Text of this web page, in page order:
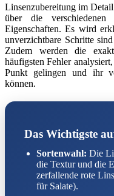
Linsenzubereitung im
über die verschiedenen
Eigenschaften. Es wird
unverzichtbare Schritte
Zudem werden die
häufigsten Fehler
Punkt gelingen und ihr
können.
Das Wichtigste
Sortenwahl: Die
die Textur und die
zerfallende rote
für Salate).